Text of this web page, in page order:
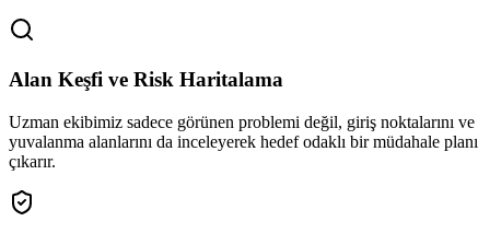
Alan Keşfi ve Risk Haritalama
Uzman ekibimiz sadece görünen problemi değil, giriş noktalarını ve
yuvalanma alanlarını da inceleyerek hedef odaklı bir müdahale planı
çıkarır.